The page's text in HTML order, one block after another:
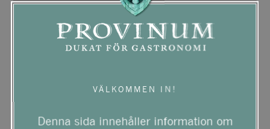
VÄLKOMMEN IN!
Denna sida innehåller information om